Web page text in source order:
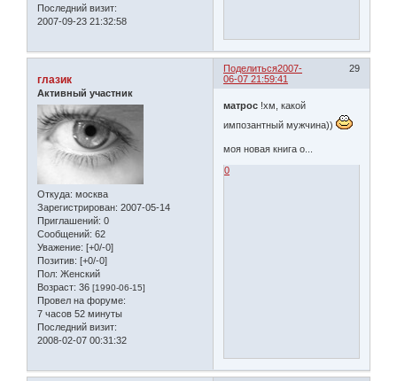
Последний визит:
2007-09-23 21:32:58
Поделиться 29
2007-
06-07 21:59:41
глазик
Активный участник
Откуда: москва
Зарегистрирован: 2007-05-14
Приглашений: 0
Сообщений: 62
Уважение: [+0/-0]
Позитив: [+0/-0]
Пол: Женский
Возраст: 36 [1990-06-15]
Провел на форуме:
7 часов 52 минуты
Последний визит:
2008-02-07 00:31:32
матрос !хм, какой
импозантный мужчина))
моя новая книга о...
0